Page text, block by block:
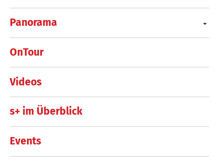
Panorama
OnTour
Videos
s+ im Überblick
Events